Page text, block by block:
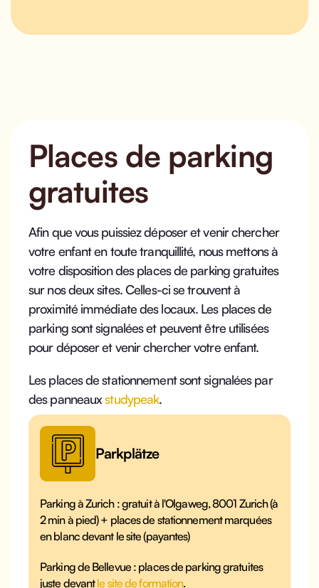
Places de parking
gratuites
Afin que vous puissiez déposer et venir chercher
votre enfant en toute tranquillité, nous mettons à
votre disposition des places de parking gratuites
sur nos deux sites. Celles-ci se trouvent à
proximité immédiate des locaux. Les places de
parking sont signalées et peuvent être utilisées
pour déposer et venir chercher votre enfant.
Les places de stationnement sont signalées par
des panneauxstudypeak.
Parkplätze
Parking à Zurich : gratuit à l'Olgaweg, 8001 Zurich (à
2 min à pied) + places de stationnement marquées
en blanc devant le site (payantes)
Parking de Bellevue : places de parking gratuites
juste devantle site de formation.